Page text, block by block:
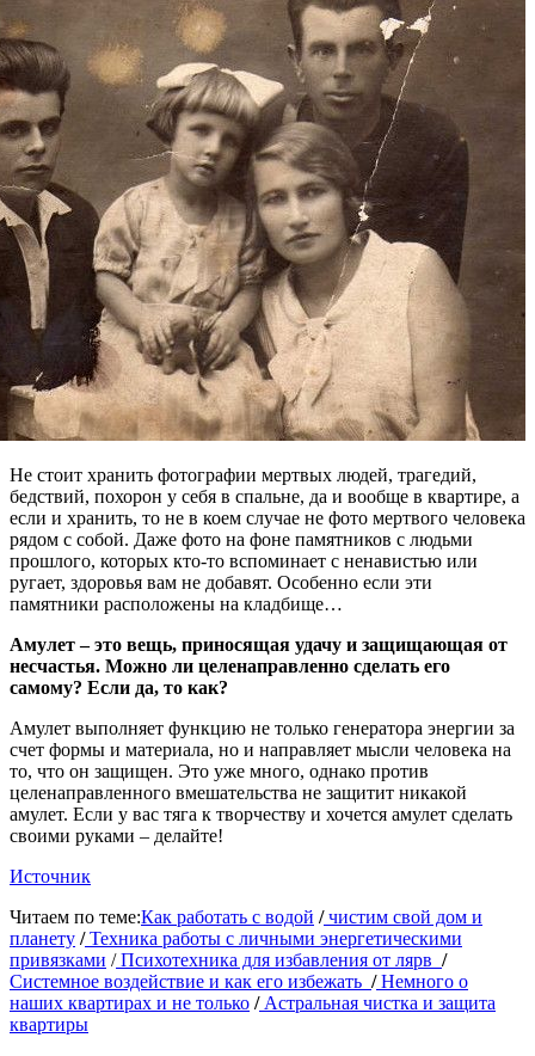
Не стоит хранить фотографии мертвых людей, трагедий,
бедствий, похорон у себя в спальне, да и вообще в квартире, а
если и хранить, то не в коем случае не фото мертвого человека
рядом с собой. Даже фото на фоне памятников с людьми
прошлого, которых кто-то вспоминает с ненавистью или
ругает, здоровья вам не добавят. Особенно если эти
памятники расположены на кладбище…
Амулет – это вещь, приносящая удачу и защищающая от
несчастья. Можно ли целенаправленно сделать его
самому? Если да, то как?
Амулет выполняет функцию не только генератора энергии за
счет формы и материала, но и направляет мысли человека на
то, что он защищен. Это уже много, однако против
целенаправленного вмешательства не защитит никакой
амулет. Если у вас тяга к творчеству и хочется амулет сделать
своими руками – делайте!
Источник
Читаем по теме:Как работать с водой /чистим свой дом и
планету /Техника работы с личными энергетическими
привязками /Психотехника для избавления от лярв /
Системное воздействие и как его избежать /Немного о
наших квартирах и не только /Астральная чистка и защита
квартиры